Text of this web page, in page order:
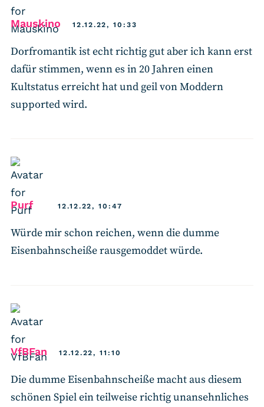
Mauskino says:12.12.22, 10:33
Dorfromantik ist echt richtig gut aber ich kann erst
dafür stimmen, wenn es in 20 Jahren einen
Kultstatus erreicht hat und geil von Moddern
supported wird.
Purfsays: 12.12.22, 10:47
Würde mir schon reichen, wenn die dumme
Eisenbahnscheiße rausgemoddet würde.
VfBFan says:12.12.22, 11:10
Die dumme Eisenbahnscheiße macht aus diesem
schönen Spiel ein teilweise richtig unansehnliches